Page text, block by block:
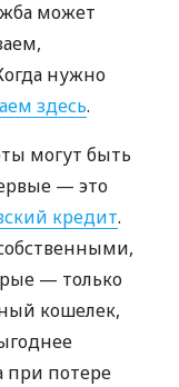
может
нужно
здесь.
могут быть
— это
кредит.
— только
кошелек,
при потере